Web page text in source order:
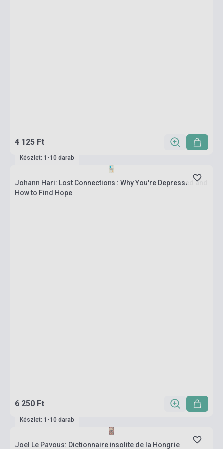
4 125 Ft
Készlet: 1-10 darab
Johann Hari: Lost Connections : Why You're Depressed and
How to Find Hope
6 250 Ft
Készlet: 1-10 darab
Joel Le Pavous: Dictionnaire insolite de la Hongrie